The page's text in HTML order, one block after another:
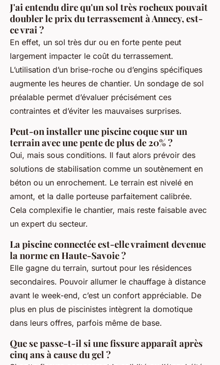
J'ai entendu dire qu'un sol très rocheux pouvait
doubler le prix du terrassement à Annecy, est-
ce vrai ?
En effet, un sol très dur ou en forte pente peut
largement impacter le coût du terrassement.
L’utilisation d’un brise-roche ou d’engins spécifiques
augmente les heures de chantier. Un sondage de sol
préalable permet d’évaluer précisément ces
contraintes et d’éviter les mauvaises surprises.
Peut-on installer une piscine coque sur un
terrain avec une pente de plus de 20% ?
Oui, mais sous conditions. Il faut alors prévoir des
solutions de stabilisation comme un soutènement en
béton ou un enrochement. Le terrain est nivelé en
amont, et la dalle porteuse parfaitement calibrée.
Cela complexifie le chantier, mais reste faisable avec
un expert du secteur.
La piscine connectée est-elle vraiment devenue
la norme en Haute-Savoie ?
Elle gagne du terrain, surtout pour les résidences
secondaires. Pouvoir allumer le chauffage à distance
avant le week-end, c’est un confort appréciable. De
plus en plus de piscinistes intègrent la domotique
dans leurs offres, parfois même de base.
Que se passe-t-il si une fissure apparaît après
cinq ans à cause du gel ?